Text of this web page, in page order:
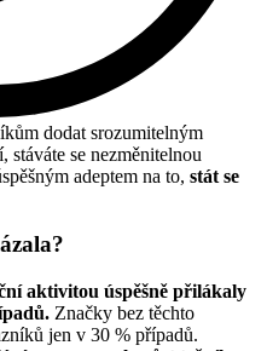
dodat srozumitelným
stáváte se nezměnitelnou
adeptem na to, stát se
aktivitou úspěšně přilákaly
Značky bez těchto
jen v 30 % případů.